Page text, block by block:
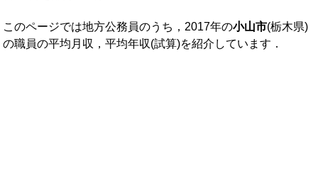
このページでは地方公務員のうち，2017年の小山市(栃木県)
の職員の平均月収，平均年収(試算)を紹介しています．